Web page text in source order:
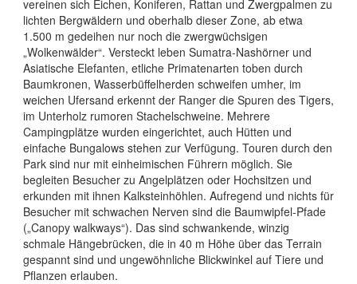
vereinen sich Eichen, Koniferen, Rattan und Zwergpalmen zu
lichten Bergwäldern und oberhalb dieser Zone, ab etwa
1.500 m gedeihen nur noch die zwergwüchsigen
„Wolkenwälder“. Versteckt leben Sumatra-Nashörner und
Asiatische Elefanten, etliche Primatenarten toben durch
Baumkronen, Wasserbüffelherden schweifen umher, im
weichen Ufersand erkennt der Ranger die Spuren des Tigers,
im Unterholz rumoren Stachelschweine. Mehrere
Campingplätze wurden eingerichtet, auch Hütten und
einfache Bungalows stehen zur Verfügung. Touren durch den
Park sind nur mit einheimischen Führern möglich. Sie
begleiten Besucher zu Angelplätzen oder Hochsitzen und
erkunden mit ihnen Kalksteinhöhlen. Aufregend und nichts für
Besucher mit schwachen Nerven sind die Baumwipfel-Pfade
(„Canopy walkways“). Das sind schwankende, winzig
schmale Hängebrücken, die in 40 m Höhe über das Terrain
gespannt sind und ungewöhnliche Blickwinkel auf Tiere und
Pflanzen erlauben.